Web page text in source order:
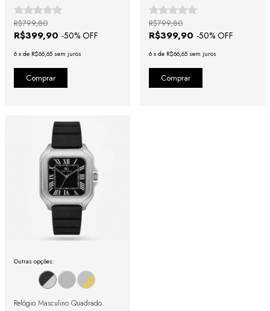
R$399,90 -50% OFF
R$799,80
6 x de R$66,65 sem juros
R$399,90 -50% OFF
R$799,80
6 x de R$66,65 sem juros
Outras opções:
Relógio Masculino Quadrado